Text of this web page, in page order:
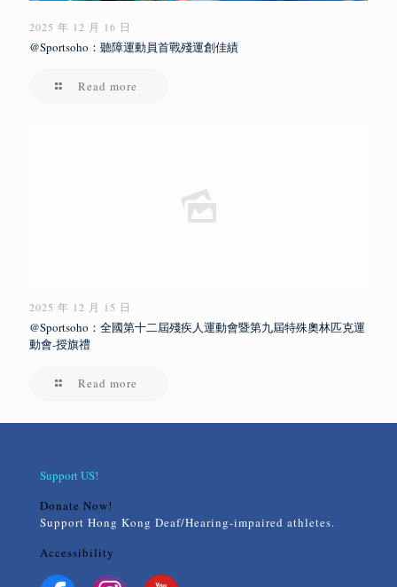
2025 年 12 月 16 日
@Sportsoho：聽障運動員首戰殘運創佳績
Read more
2025 年 12 月 15 日
@Sportsoho：全國第十二屆殘疾人運動會暨第九屆特殊奧林匹克運
動會-授旗禮
Read more
Support US!
Donate Now!
Support Hong Kong Deaf/Hearing-impaired athletes.
Accessibility